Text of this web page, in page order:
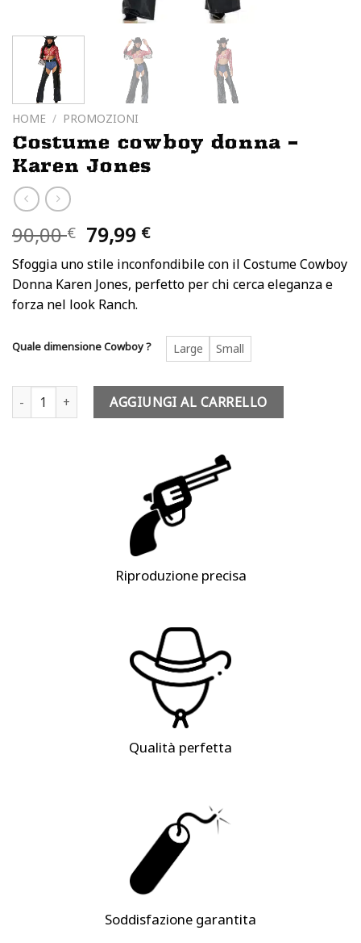
HOME / PROMOZIONI
Costume cowboy donna –
Karen Jones
90,00€ Il
prezzo
originale
era:
90,00 €.
79,99 €Il
prezzo
attuale
è:
Sfoggia uno stile inconfondibile con il Costume Cowboy
Donna Karen Jones, perfetto per chi cerca eleganza e
forza nel look Ranch.
Quale dimensione Cowboy ? Large Small
Costume cowboy donna - Karen Jones quantità
AGGIUNGI AL CARRELLO
Riproduzione precisa
Qualità perfetta
Soddisfazione garantita